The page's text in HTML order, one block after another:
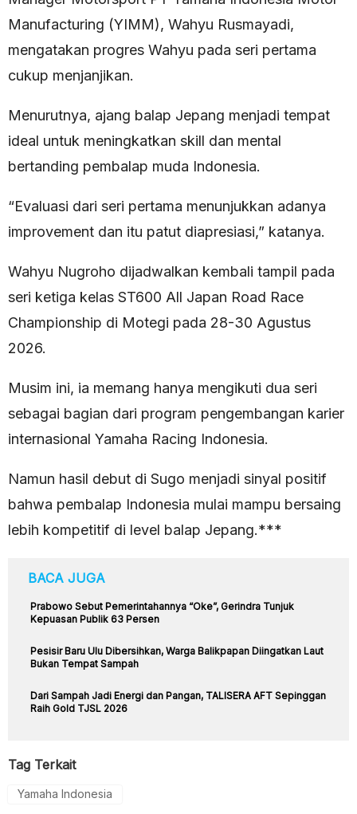
Manufacturing (YIMM), Wahyu Rusmayadi,
mengatakan progres Wahyu pada seri pertama
cukup menjanjikan.
Menurutnya, ajang balap Jepang menjadi tempat
ideal untuk meningkatkan skill dan mental
bertanding pembalap muda Indonesia.
“Evaluasi dari seri pertama menunjukkan adanya
improvement dan itu patut diapresiasi,” katanya.
Wahyu Nugroho dijadwalkan kembali tampil pada
seri ketiga kelas ST600 All Japan Road Race
Championship di Motegi pada 28-30 Agustus
2026.
Musim ini, ia memang hanya mengikuti dua seri
sebagai bagian dari program pengembangan karier
internasional Yamaha Racing Indonesia.
Namun hasil debut di Sugo menjadi sinyal positif
bahwa pembalap Indonesia mulai mampu bersaing
lebih kompetitif di level balap Jepang.***
BACA JUGA
Prabowo Sebut Pemerintahannya “Oke”, Gerindra Tunjuk
Kepuasan Publik 63 Persen
Pesisir Baru Ulu Dibersihkan, Warga Balikpapan Diingatkan Laut
Bukan Tempat Sampah
Dari Sampah Jadi Energi dan Pangan, TALISERA AFT Sepinggan
Raih Gold TJSL 2026
Tag Terkait
Yamaha Indonesia